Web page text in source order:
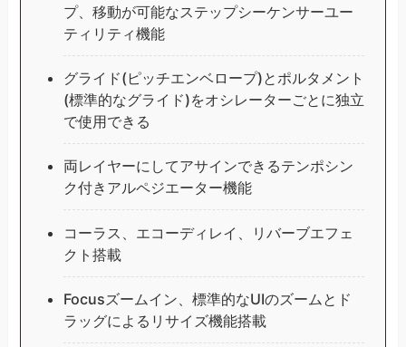
プ、移動が可能なステップシーケンサーユー
ティリティ機能
グライド(ピッチエンベロープ)とポルタメント
(標準的なグライド)をオシレーターごとに独立
で使用できる
両レイヤーにしてアサインできるテンポシン
ク付きアルペジエーター機能
コーラス、エコーディレイ、リバーブエフェ
クト搭載
Focusズームイン、標準的なUIのズームとド
ラッグによるリサイズ機能搭載